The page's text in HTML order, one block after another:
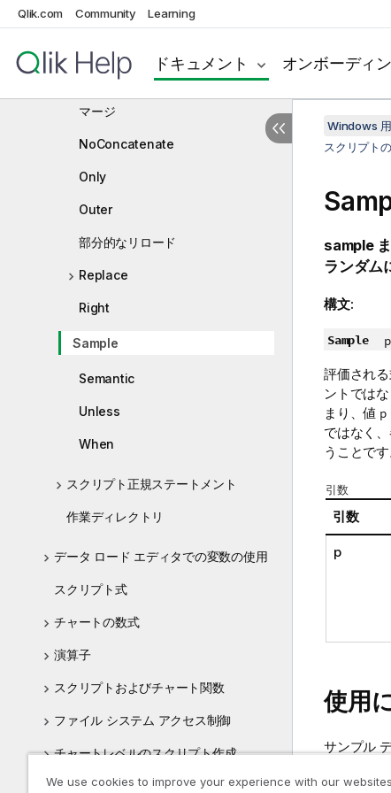
Qlik.com Community Learning
ドキュメント オンボーディ
Keep
マッピング
マージ
NoConcatenate
Only
Outer
部分的なリロード
Replace
Right
Sample
Semantic
Unless
When
スクリプト正規ステートメント
作業ディレクトリ
データ ロード エディタでの変数の使用
スクリプト式
チャートの数式
演算子
スクリプトおよびチャート関数
ファイル システム アクセス制御
チャートレベルのスクリプト作成
Qlik Sense が対応していない
Windows
スクリプト
sample
ランダム
構文:
Sample
評価され
ントでは
まり、値
ではなく
うことです
引数
引数
p
使用
サンプル
するのに
み、スク
We use cookies to improve your experience with our